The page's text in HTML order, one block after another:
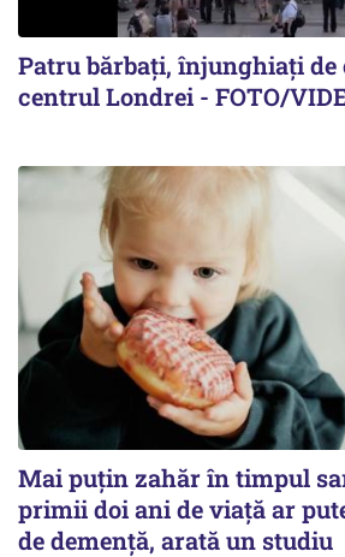
Patru bărbați, înjunghiați de
centrul Londrei - FOTO/
Mai puțin zahăr în timpul
primii doi ani de viață ar
de demență, arată un studiu